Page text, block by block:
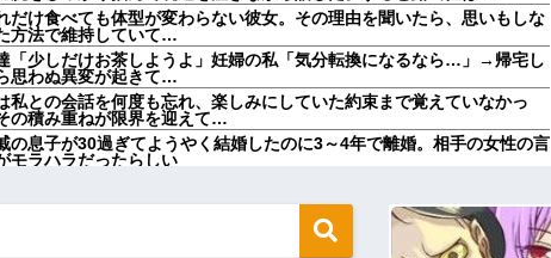
だけ食べても体型が変わらない彼女。その理由を聞いたら、思いもしな
方法で維持していて…
「少しだけお茶しようよ」妊婦の私「気分転換になるなら…」→帰宅し
思わぬ異変が起きて…
私との会話を何度も忘れ、楽しみにしていた約束まで覚えていなかっ
の積み重ねが限界を迎えて…
の息子が30過ぎてようやく結婚したのに3～4年で離婚。相手の女性の言
モラハラだったらしい
手取り15万正社員→副業でウーバーやってるんやが金がない
って謎だよな、誰が神輿担いでるの？屋台出店してる奴らは誰の許可を